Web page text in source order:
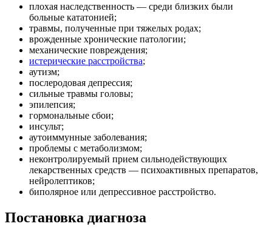
плохая наследственность — среди близких были
больные кататонией;
травмы, полученные при тяжелых родах;
врожденные хронические патологии;
механические повреждения;
истерические расстройства;
аутизм;
послеродовая депрессия;
сильные травмы головы;
эпилепсия;
гормональные сбои;
инсульт;
аутоиммунные заболевания;
проблемы с метаболизмом;
неконтролируемый прием сильнодействующих
лекарственных средств — психоактивных препаратов,
нейролептиков;
биполярное или депрессивное расстройство.
Постановка диагноза